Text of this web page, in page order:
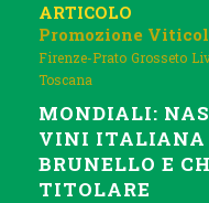
ARTICOLO
Promozione
Firenze-Prato Grosseto
Toscana
MONDIALI:
VINI ITALIANA
BRUNELLO E
TITOLARE